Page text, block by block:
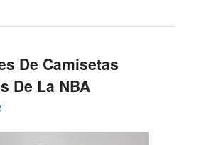
De Camisetas
De La NBA